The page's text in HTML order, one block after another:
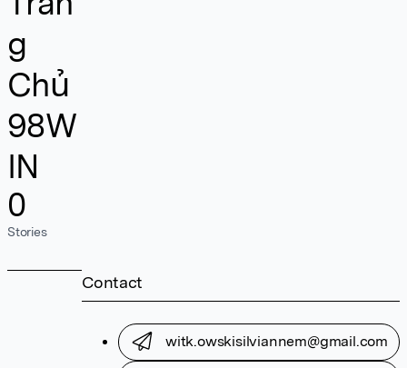
g
Chủ
98W
IN
0
Stories
Contact
witk.owskisilviannem@gmail.com